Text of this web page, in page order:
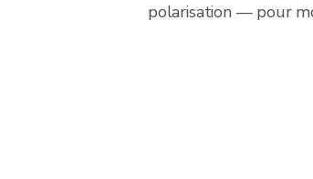
polarisation — pour